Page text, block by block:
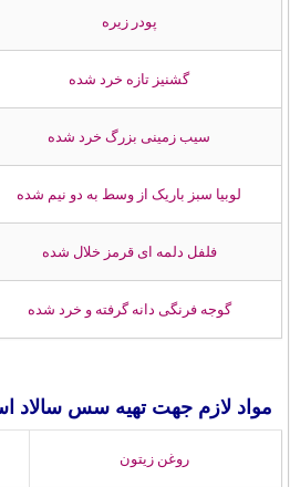
پودر زیره
گشنیز تازه خرد شده
سیب زمینی بزرگ خرد شده
لوبیا سبز باریک از وسط به دو نیم شده
فلفل دلمه ای قرمز خلال شده
گوجه فرنگی دانه گرفته و خرد شده
مواد لازم جهت تهیه سس سالاد
روغن زیتون